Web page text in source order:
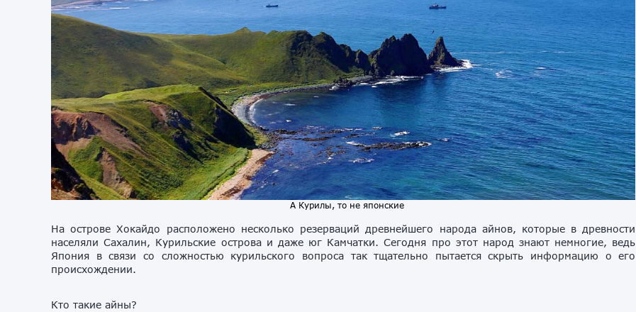
А Курилы, то не японские
На острове Хокайдо расположено несколько резерваций древнейшего народа айнов, которые в древности
населяли Сахалин, Курильские острова и даже юг Камчатки. Сегодня про этот народ знают немногие, ведь
Япония в связи со сложностью курильского вопроса так тщательно пытается скрыть информацию о его
происхождении.
Кто такие айны?